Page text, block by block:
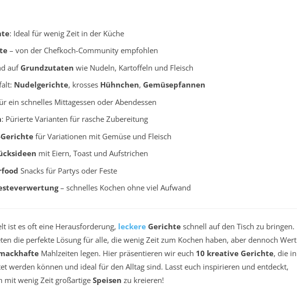
: Ideal für wenig Zeit in der Küche
– von der Chefkoch-Community empfohlen
auf Grundzutaten wie Nudeln, Kartoffeln und Fleisch
Nudelgerichte, krosses Hühnchen, Gemüsepfannen
ein schnelles Mittagessen oder Abendessen
: Pürierte Varianten für rasche Zubereitung
für Variationen mit Gemüse und Fleisch
mit Eiern, Toast und Aufstrichen
Snacks für Partys oder Feste
– schnelles Kochen ohne viel Aufwand
ist es oft eine Herausforderung, leckere Gerichte schnell auf den Tisch zu bringen.
die perfekte Lösung für alle, die wenig Zeit zum Kochen haben, aber dennoch Wert
Mahlzeiten legen. Hier präsentieren wir euch 10 kreative Gerichte, die in
werden können und ideal für den Alltag sind. Lasst euch inspirieren und entdeckt,
mit wenig Zeit großartige Speisen zu kreieren!